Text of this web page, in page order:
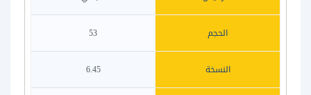
الحجم 53
النسخة 6.45